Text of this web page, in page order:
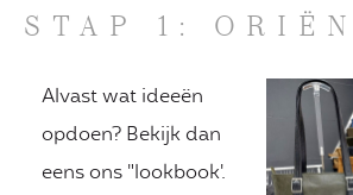
STAP 1:
Alvast wat ideeën
opdoen? Bekijk dan
eens ons "lookbook'.